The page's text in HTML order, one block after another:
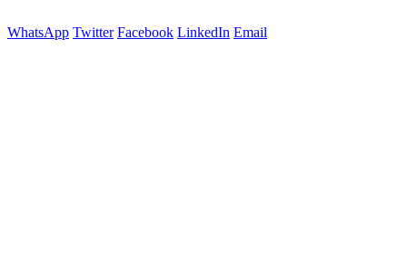
WhatsApp Twitter Facebook LinkedIn Email